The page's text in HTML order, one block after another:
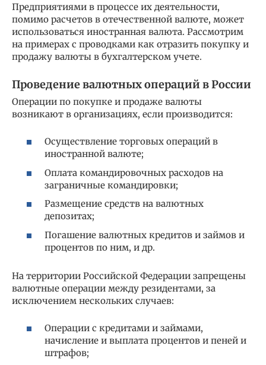
Предприятиями в процессе их деятельности,
помимо расчетов в отечественной валюте, может
использоваться иностранная валюта. Рассмотрим
на примерах с проводками как отразить покупку и
продажу валюты в бухгалтерском учете.
Проведение валютных операций в России
Операции по покупке и продаже валюты
возникают в организациях, если производится:
Осуществление торговых операций в
иностранной валюте;
Оплата командировочных расходов на
заграничные командировки;
Размещение средств на валютных
депозитах;
Погашение валютных кредитов и займов и
процентов по ним, и др.
На территории Российской Федерации запрещены
валютные операции между резидентами, за
исключением нескольких случаев:
Операции с кредитами и займами,
начисление и выплата процентов и пеней и
штрафов;